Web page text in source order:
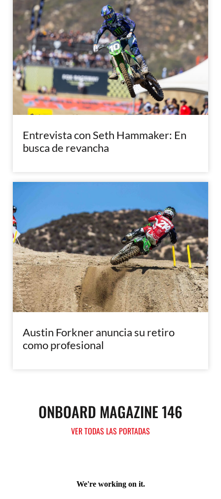
Entrevista con Seth Hammaker: En
busca de revancha
Austin Forkner anuncia su retiro
como profesional
ONBOARD MAGAZINE 146
VER TODAS LAS PORTADAS